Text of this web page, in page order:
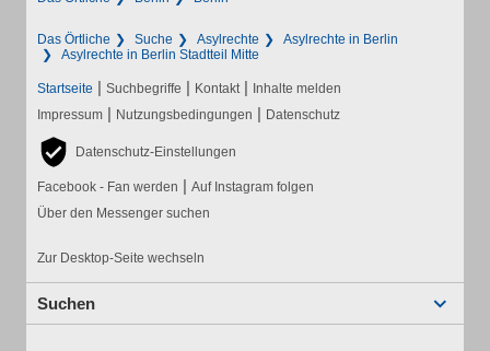
Das Örtliche Suche Asylrechte
Asylrechte in Berlin
Asylrechte in Berlin Stadtteil Mitte
Startseite | Suchbegriffe | Kontakt | Inhalte melden
Impressum | Nutzungsbedingungen | Datenschutz
Datenschutz-Einstellungen
Facebook - Fan werden | Auf Instagram folgen
Über den Messenger suchen
Zur Desktop-Seite wechseln
Suchen